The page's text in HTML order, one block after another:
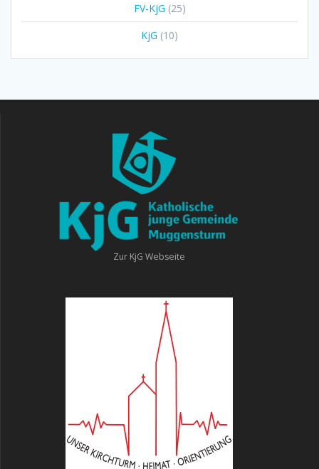
FV-KjG (25)
KjG (10)
Zur KjG Webseite